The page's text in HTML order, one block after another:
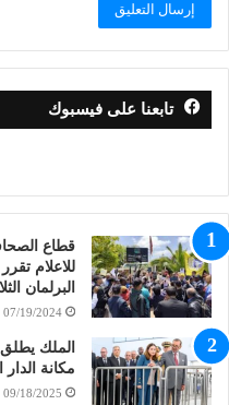
تابعنا على فيسبوك
قطاع
للاعلام
البرلمان
07/19/2024
الملك يطلق
مكانة الدار
09/18/2025